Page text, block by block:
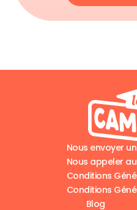
Nous envoyer
Nous appeler au
Conditions
Conditions
Blog